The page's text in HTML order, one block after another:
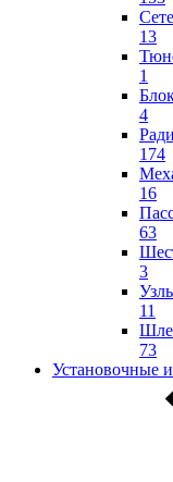
13
1
4
174
16
63
3
11
73
Установочные